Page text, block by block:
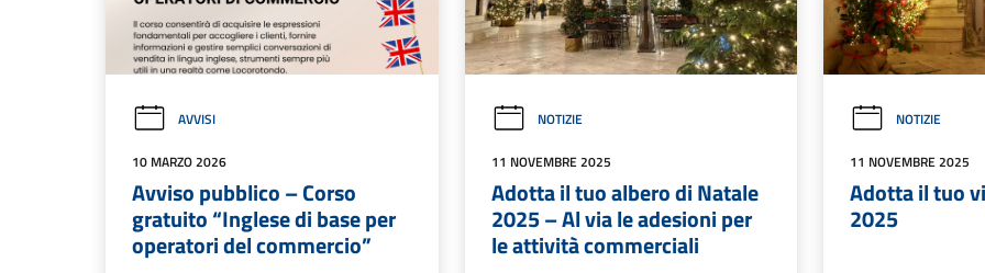
AVVISI
10 MARZO 2026
Avviso pubblico – Corso
gratuito “Inglese di base per
operatori del commercio”
NOTIZIE
11 NOVEMBRE 2025
Adotta il tuo albero di Natale
2025 – Al via le adesioni per
le attività commerciali
NOTIZIE
11 NOVEMBRE 2025
Adotta il tuo
2025